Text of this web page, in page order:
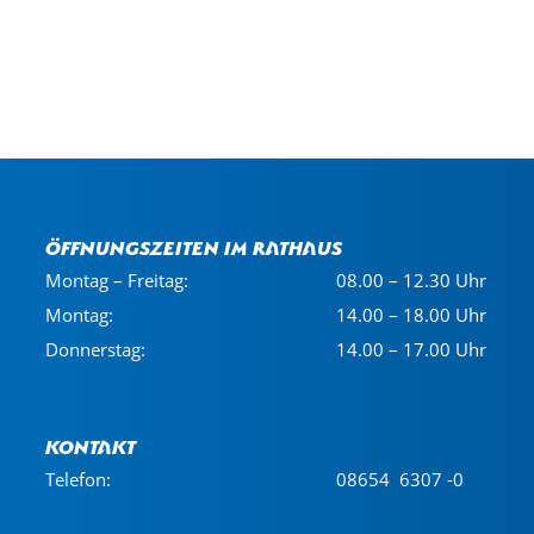
Öffnungszeiten im Rathaus
Montag – Freitag:
08.00 – 12.30 Uhr
Montag:
14.00 – 18.00 Uhr
Donnerstag:
14.00 – 17.00 Uhr
Kontakt
Telefon: 08654 6307 -0